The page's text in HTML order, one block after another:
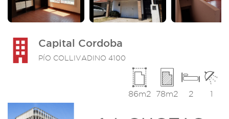
Next
Capital Cordoba
PÍO COLLIVADINO 4100
1
2
78m2
86m2